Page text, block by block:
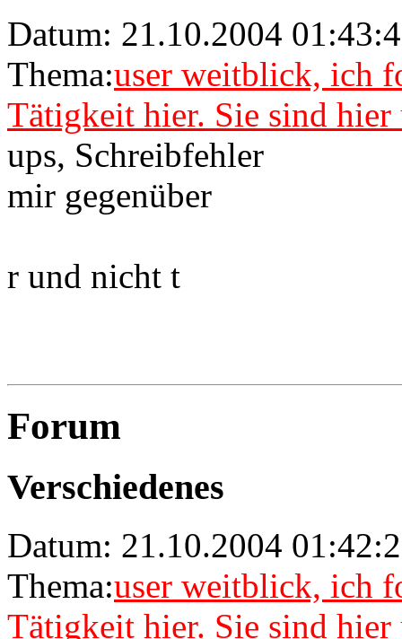
Datum: 21.10.2004
Thema:user weitblick, ich
Tätigkeit hier. Sie sind hier
ups, Schreibfehler
mir gegenüber
r und nicht t
Forum
Verschiedenes
Datum: 21.10.2004
Thema:user weitblick, ich
Tätigkeit hier. Sie sind hier